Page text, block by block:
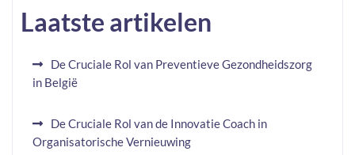
Laatste artikelen
De Cruciale Rol van Preventieve Gezondheidszorg
in België
De Cruciale Rol van de Innovatie Coach in
Organisatorische Vernieuwing